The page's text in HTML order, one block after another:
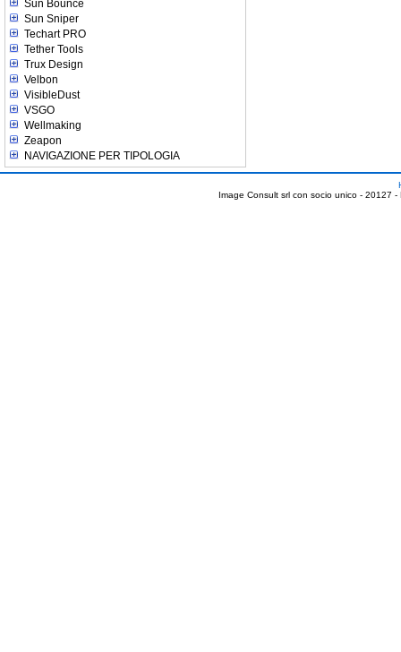
Sun Bounce
Sun Sniper
Techart PRO
Tether Tools
Trux Design
Velbon
VisibleDust
VSGO
Wellmaking
Zeapon
NAVIGAZIONE PER TIPOLOGIA
Image Consult srl con socio unico - 20127